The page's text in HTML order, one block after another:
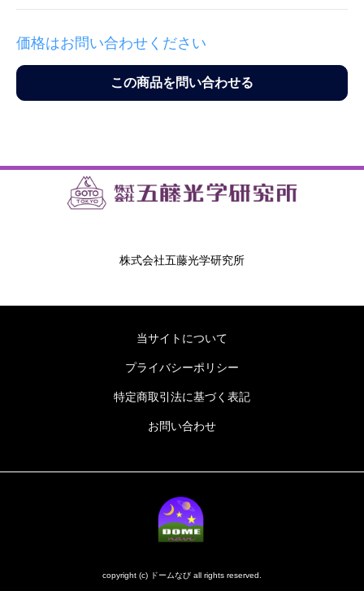
価格はお問い合わせください
この商品を問い合わせる
株式会社五藤光学研究所
当サイトについて
プライバシーポリシー
特定商取引法に基づく表記
お問い合わせ
copyright (c) ドームなび all rights reserved.